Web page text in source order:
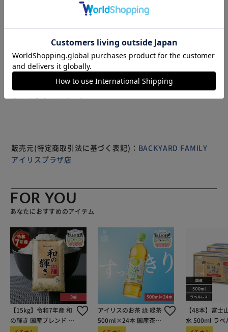
目もスタイルもインパクト抜群！どんなトップスとも相性よ
く、毎日のコーディネートが楽しくなります。 ウエストゴ
ムには、キラリと光るラメ入りのアクセントがプラスされて
おり、ちょっぴり大人っぽい仕上がりに。 裏地にもラメの
チュールが使用され、ふわっと広がるデザインで、どんな動
きも華やかに演出♪華やかでかわいいアイテムをお探しの方
にはぴったりです！ ラメとハートのデザインのこのスカー
トで、楽しいお出かけの準備をしましょう！
※製品は予告なく仕様を変更する場合がございます。あらか
販売元(特定商取引法に基づく表記)： BACKYARD FAMILY
アイリスプラザ店
FOR YOU
あなたにおすすめのアイテム
【15kg】令和7年産 和
の輝き 国産ブレンド 5
アイリスのお茶 綠 緑茶
500ml×24本 国産茶葉
【48本】富士
水 500ml ラベ